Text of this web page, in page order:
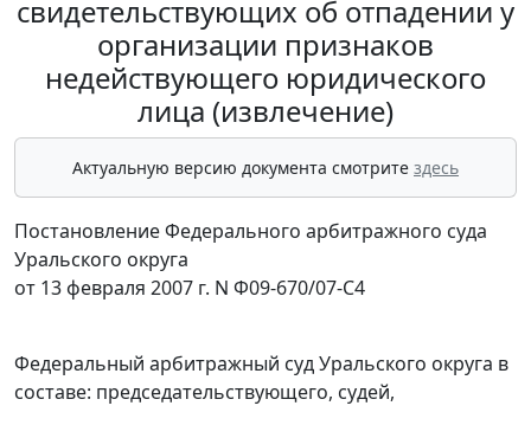
свидетельствующих об отпадении у
организации признаков
недействующего юридического
лица (извлечение)
Актуальную версию документа смотрите здесь
Постановление Федерального арбитражного суда
Уральского округа
от 13 февраля 2007 г. N Ф09-670/07-С4
Федеральный арбитражный суд Уральского округа в
составе: председательствующего, судей,